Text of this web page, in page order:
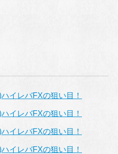
イレバFXの狙い目！
イレバFXの狙い目！
イレバFXの狙い目！
イレバFXの狙い目！